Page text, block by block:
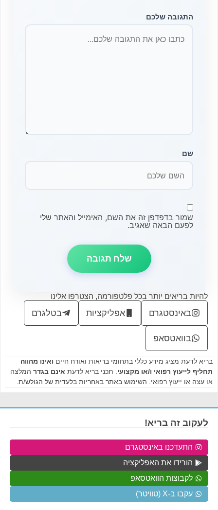
התגובה שלכם
שם
שמור בדפדפן זה את השם, האימייל והאתר שלי
לפעם הבאה שאגיב.
להיות בריאים יותר בכל פלטפורמה, הצטרפו אלינו
באינסטגרם אפליקציות בטלגרם
בוואטסאפ
בריא לדעת מציג מידע כללי בתחומי בריאות ואורח חיים ואינו מהווה
תחליף לייעוץ רפואי ו/או מקצועי . תכני בריא לדעת אינם בגדר המלצה
או עצה או ייעוץ רפואי. השימוש באתר באחריות בלעדית של הגולש/ת.
לעקוב זה בריא!
התעדכנו באינסטגרם
הורידו את האפליקציה
לקבוצות הוואטסאפ
עקבו ב-X (טוויטר)